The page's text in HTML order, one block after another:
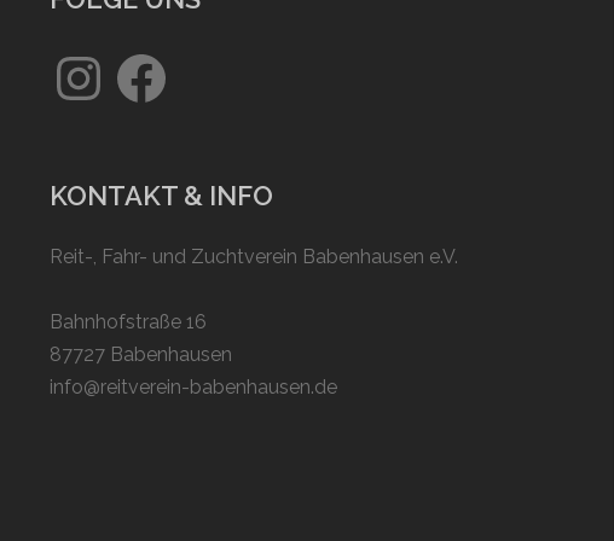
InstagramFacebook
KONTAKT & INFO
Reit-, Fahr- und Zuchtverein Babenhausen e.V.
Bahnhofstraße 16
87727 Babenhausen
info@reitverein-babenhausen.de